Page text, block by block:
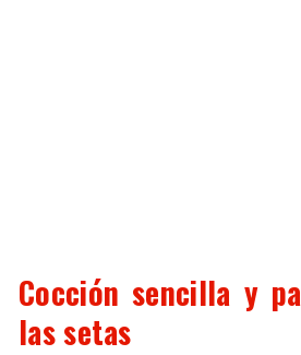
Cocción sencilla y
las setas